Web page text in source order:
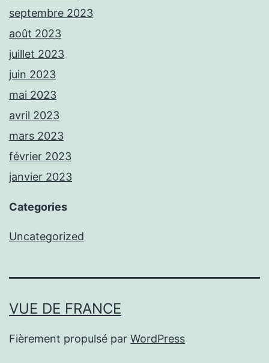
septembre 2023
août 2023
juillet 2023
juin 2023
mai 2023
avril 2023
mars 2023
février 2023
janvier 2023
Categories
Uncategorized
VUE DE FRANCE
Fièrement propulsé par WordPress